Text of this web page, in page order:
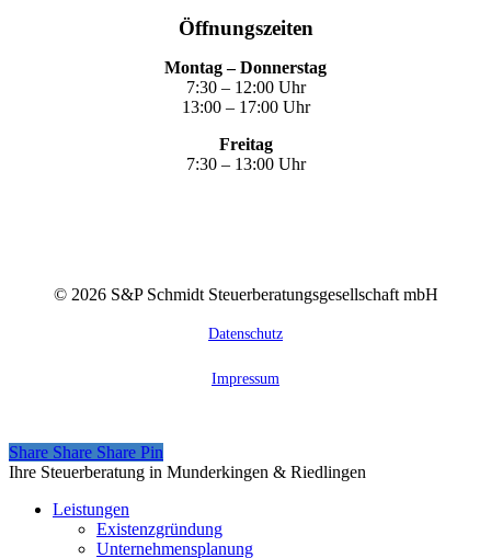
Öffnungszeiten
Montag – Donnerstag
7:30 – 12:00 Uhr
13:00 – 17:00 Uhr
Freitag
7:30 – 13:00 Uhr
© 2026S&P Schmidt Steuerberatungsgesellschaft mbH
Datenschutz
Impressum
Share
Share Share Share Pin
Close
Ihre Steuerberatung in Munderkingen & Riedlingen
Leistungen
Existenzgründung
Unternehmensplanung